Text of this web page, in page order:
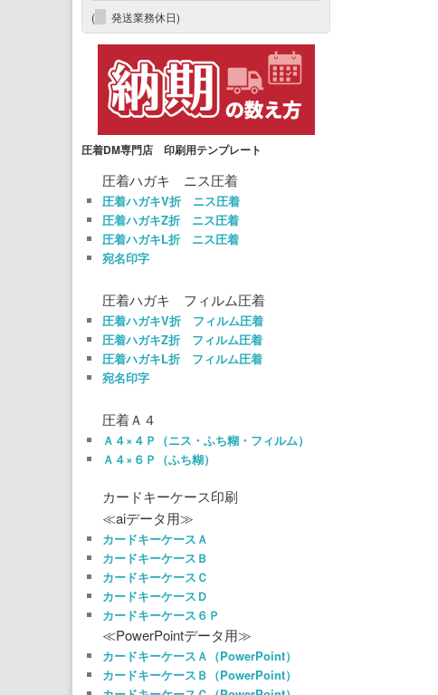
(
発送業務休日)
圧着DM専門店 印刷用テンプレート
圧着ハガキ ニス圧着
圧着ハガキV折 ニス圧着
圧着ハガキZ折 ニス圧着
圧着ハガキL折 ニス圧着
宛名印字
圧着ハガキ フィルム圧着
圧着ハガキV折 フィルム圧着
圧着ハガキZ折 フィルム圧着
圧着ハガキL折 フィルム圧着
宛名印字
圧着Ａ４
Ａ４×４Ｐ（ニス・ふち糊・フィルム）
Ａ４×６Ｐ（ふち糊）
カードキーケース印刷
≪aiデータ用≫
カードキーケースＡ
カードキーケースＢ
カードキーケースＣ
カードキーケースＤ
カードキーケース６Ｐ
≪PowerPointデータ用≫
カードキーケースＡ（PowerPoint）
カードキーケースＢ（PowerPoint）